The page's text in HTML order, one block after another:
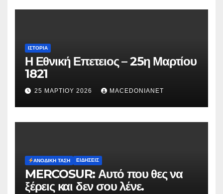
ΙΣΤΟΡΊΑ
Η Εθνική Επετειος – 25η Μαρτίου
1821
25 ΜΑΡΤΊΟΥ 2026 MACEDONIANET
ΑΝΟΔΙΚΉ ΤΆΣΗ ΕΙΔΉΣΕΙΣ
MERCOSUR: Αυτό που θες να
ξέρεις και δεν σου λένε.